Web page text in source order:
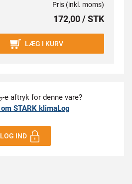
Pris (inkl. moms)
172,00 / STK
LÆG I KURV
2-e aftryk for denne vare?
STARK klimaLog
LOG IND